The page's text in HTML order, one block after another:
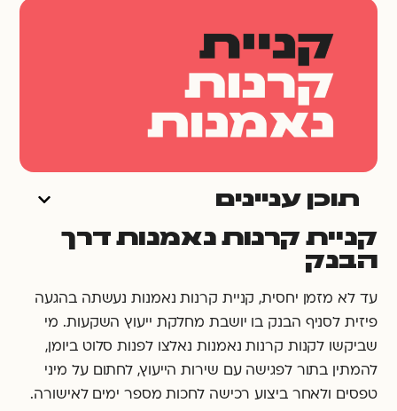
תוכן עניינים
קניית קרנות נאמנות דרך
הבנק
עד לא מזמן יחסית, קניית קרנות נאמנות נעשתה בהגעה
פיזית לסניף הבנק בו יושבת מחלקת ייעוץ השקעות. מי
שביקשו לקנות קרנות נאמנות נאלצו לפנות סלוט ביומן,
להמתין בתור לפגישה עם שירות הייעוץ, לחתום על מיני
טפסים ולאחר ביצוע רכישה לחכות מספר ימים לאישורה.